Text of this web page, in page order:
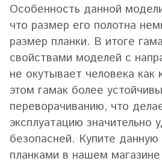
Особенность данной
что размер его полотна
размер планки. В итоге
свойствами моделей с
не окутывает человека как
этом гамак более
переворачиванию, что
эксплуатацию значительно
безопасней. Купите
планками в нашем